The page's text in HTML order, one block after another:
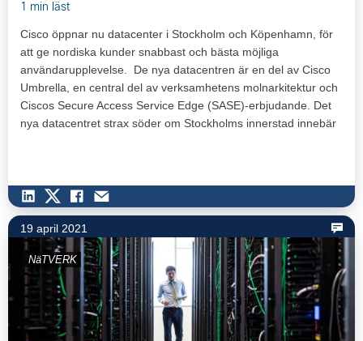
1 min läst
Cisco öppnar nu datacenter i Stockholm och Köpenhamn, för
att ge nordiska kunder snabbast och bästa möjliga
användarupplevelse. De nya datacentren är en del av Cisco
Umbrella, en central del av verksamhetens molnarkitektur och
Ciscos Secure Access Service Edge (SASE)-erbjudande. Det
nya datacentret strax söder om Stockholms innerstad innebär
19 april 2021
NäTVERK